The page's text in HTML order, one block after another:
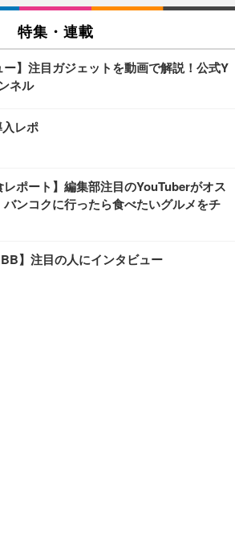
特集・連載
ー】注目ガジェットを動画で解説！公式Y
ネル
レポ
レポート】編集部注目のYouTuberがオス
バンコクに行ったら食べたいグルメをチ
】注目の人にインタビュー